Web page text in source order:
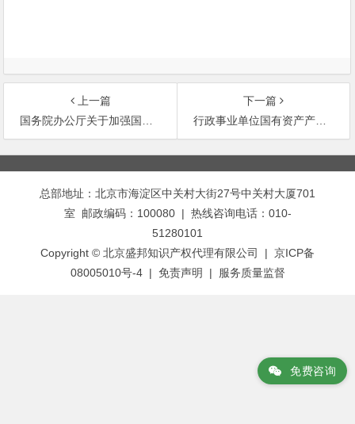
上一篇
国务院办公厅关于加强国有企业产权交易管理的通知
下一篇
行政事业单位国有资产产权登记实施办法
文
章
总部地址：北京市海淀区中关村大街27号中关村大厦701
室 邮政编码：100080 | 热线咨询电话：010-
51280101
Copyright © 北京盛邦知识产权代理有限公司 | 京ICP备
08005010号-4 | 免责声明 | 服务质量监督
免费咨询